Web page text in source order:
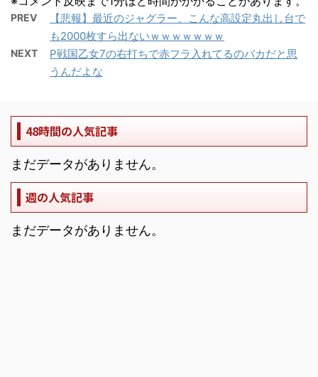
PREV
【悲報】最近のジャグラー、こんな高設定丸出し台で
も2000枚すら出ないｗｗｗｗｗｗｗ
NEXT
P戦国乙女7の右打ちで赤フラ入れてるのバカだと思
うんだよな
48時間の人気記事
まだデータがありません。
週の人気記事
まだデータがありません。